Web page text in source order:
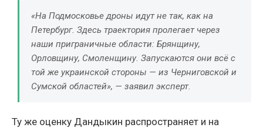
«На Подмосковье дроны идут не так, как на
Петербург. Здесь траектория пролегает через
наши приграничные области: Брянщину,
Орловщину, Смоленщину. Запускаются они всё с
той же украинской стороны — из Черниговской и
Сумской областей», — заявил эксперт.
Ту же оценку Дандыкин распространяет и на